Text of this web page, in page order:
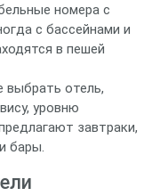
номера с
с бассейнами и
в пешей
выбрать отель,
уровню
завтраки,
бары.